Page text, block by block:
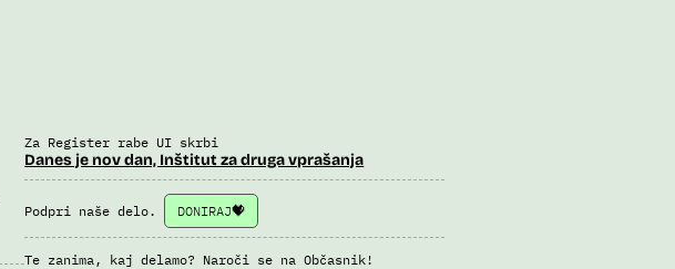
Za Register rabe UI skrbi
Danes je nov dan, Inštitut za druga vprašanja
Podpri naše delo. DONIRAJ
Te zanima, kaj delamo? Naroči se na Občasnik!